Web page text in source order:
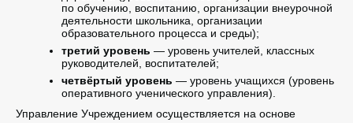
по обучению, воспитанию, организации внеурочной
деятельности школьника, организации
образовательного процесса и среды);
третий уровень — уровень учителей, классных
руководителей, воспитателей;
четвёртый уровень — уровень учащихся (уровень
оперативного ученического управления).
Управление Учреждением осуществляется на основе